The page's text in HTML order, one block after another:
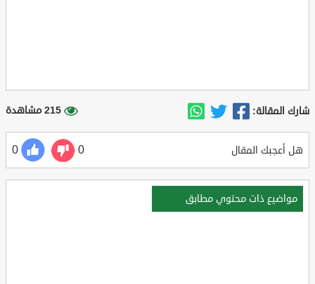
شارك المقالة: 215 مشاهدة
هل أعجبك المقال 0
0
مواضيع ذات محتوي مطابق